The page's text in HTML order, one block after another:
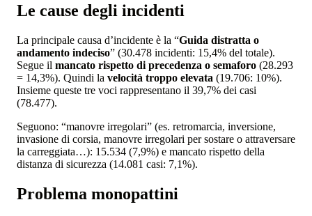
Le cause degli incidenti
La principale causa d’incidente è la “Guida distratta o
andamento indeciso” (30.478 incidenti: 15,4% del totale).
Segue il mancato rispetto di precedenza o semaforo (28.293
= 14,3%). Quindi la velocità troppo elevata (19.706: 10%).
Insieme queste tre voci rappresentano il 39,7% dei casi
(78.477).
Seguono: “manovre irregolari” (es. retromarcia, inversione,
invasione di corsia, manovre irregolari per sostare o attraversare
la carreggiata…): 15.534 (7,9%) e mancato rispetto della
distanza di sicurezza (14.081 casi: 7,1%).
Problema monopattini